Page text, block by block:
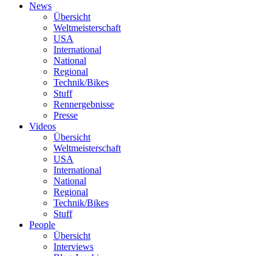
News
Übersicht
Weltmeisterschaft
USA
International
National
Regional
Technik/Bikes
Stuff
Rennergebnisse
Presse
Videos
Übersicht
Weltmeisterschaft
USA
International
National
Regional
Technik/Bikes
Stuff
People
Übersicht
Interviews